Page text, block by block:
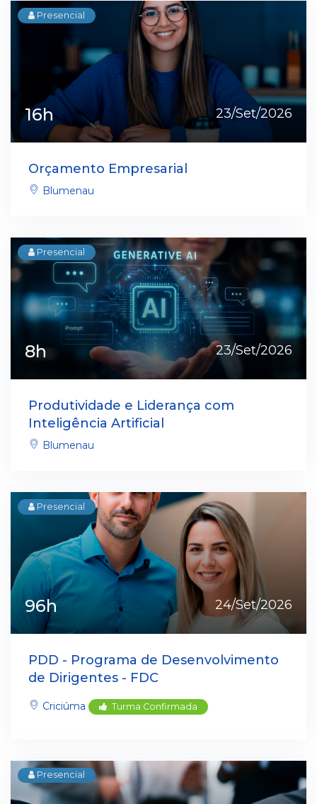
Presencial
16h 23/Set/2026
Orçamento Empresarial
Blumenau
Presencial
8h 23/Set/2026
Produtividade e Liderança com
Inteligência Artificial
Blumenau
Presencial
96h 24/Set/2026
PDD - Programa de Desenvolvimento
de Dirigentes - FDC
Criciúma Turma Confirmada
Presencial